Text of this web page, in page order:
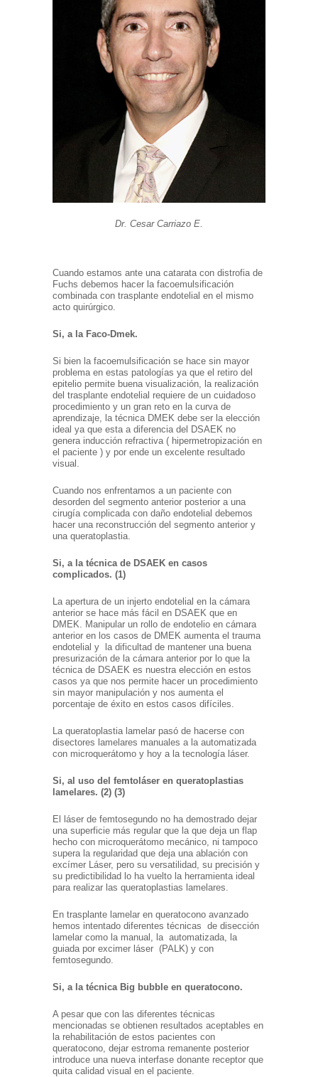
Dr. Cesar Carriazo E.
Cuando estamos ante una catarata con distrofia de
Fuchs debemos hacer la facoemulsificación
combinada con trasplante endotelial en el mismo
acto quirúrgico.
Si, a la Faco-Dmek.
Si bien la facoemulsificación se hace sin mayor
problema en estas patologías ya que el retiro del
epitelio permite buena visualización, la realización
del trasplante endotelial requiere de un cuidadoso
procedimiento y un gran reto en la curva de
aprendizaje, la técnica DMEK debe ser la elección
ideal ya que esta a diferencia del DSAEK no
genera inducción refractiva ( hipermetropización en
el paciente ) y por ende un excelente resultado
visual.
Cuando nos enfrentamos a un paciente con
desorden del segmento anterior posterior a una
cirugía complicada con daño endotelial debemos
hacer una reconstrucción del segmento anterior y
una queratoplastia.
Si, a la técnica de DSAEK en casos
complicados. (1)
La apertura de un injerto endotelial en la cámara
anterior se hace más fácil en DSAEK que en
DMEK. Manipular un rollo de endotelio en cámara
anterior en los casos de DMEK aumenta el trauma
endotelial y la dificultad de mantener una buena
presurización de la cámara anterior por lo que la
técnica de DSAEK es nuestra elección en estos
casos ya que nos permite hacer un procedimiento
sin mayor manipulación y nos aumenta el
porcentaje de éxito en estos casos difíciles.
La queratoplastia lamelar pasó de hacerse con
disectores lamelares manuales a la automatizada
con microquerátomo y hoy a la tecnología láser.
Si, al uso del femtoláser en queratoplastias
lamelares. (2) (3)
El láser de femtosegundo no ha demostrado dejar
una superficie más regular que la que deja un flap
hecho con microquerátomo mecánico, ni tampoco
supera la regularidad que deja una ablación con
excímer Láser, pero su versatilidad, su precisión y
su predictibilidad lo ha vuelto la herramienta ideal
para realizar las queratoplastias lamelares.
En trasplante lamelar en queratocono avanzado
hemos intentado diferentes técnicas de disección
lamelar como la manual, la automatizada, la
guiada por excimer láser (PALK) y con
femtosegundo.
Si, a la técnica Big bubble en queratocono.
A pesar que con las diferentes técnicas
mencionadas se obtienen resultados aceptables en
la rehabilitación de estos pacientes con
queratocono, dejar estroma remanente posterior
introduce una nueva interfase donante receptor que
quita calidad visual en el paciente.